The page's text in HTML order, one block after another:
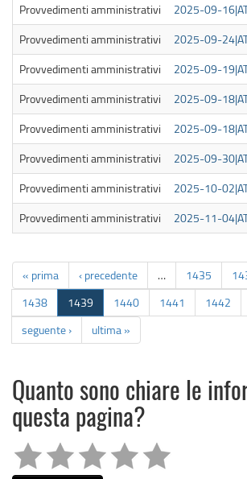
Provvedimenti amministrativi
2025-09-
Provvedimenti amministrativi
2025-09-
Provvedimenti amministrativi
2025-09-
Provvedimenti amministrativi
2025-09-
Provvedimenti amministrativi
2025-09-
Provvedimenti amministrativi
2025-09-
Provvedimenti amministrativi
2025-10-
Provvedimenti amministrativi
2025-11-
« prima ‹ precedente … 1435
1438
1439 1440 1441 1442
seguente ›
ultima »
Quanto sono chiare le
questa pagina?